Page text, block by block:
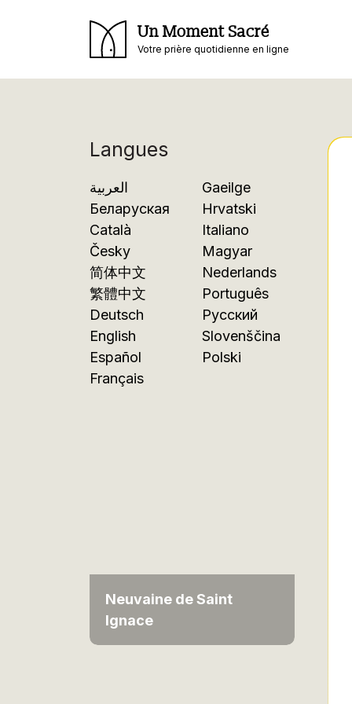
Un Moment Sacré
Votre prière quotidienne en ligne
Langues
العربية
Беларуская
Català
Česky
简体中文
繁體中文
Deutsch
English
Español
Français
Gaeilge
Hrvatski
Italiano
Magyar
Nederlands
Português
Русский
Slovenščina
Polski
Neuvaine de Saint
Ignace